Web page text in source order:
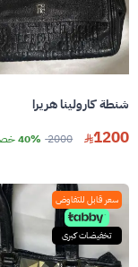
شنطة كارولينا هريرا
1200
2000 40% خصم
سعر قابل للتفاوض
تخفيضات كبرى